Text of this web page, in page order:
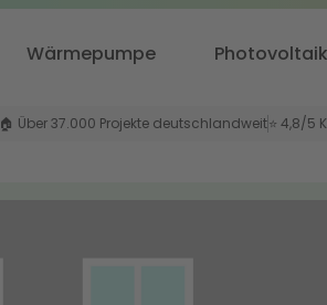
Wärmepumpe Photovoltaik
🏠 Über 37.000 Projekte deutschlandweit⭐ 4,8/5